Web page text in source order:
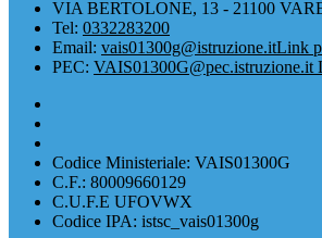
VIA BERTOLONE, 13 - 21100
Tel: 0332283200
Email: vais01300g@istruzione.itLink
PEC: VAIS01300G@pec.istruzione.it
Codice Ministeriale: VAIS01300G
C.F.: 80009660129
C.U.F.E UFOVWX
Codice IPA: istsc_vais01300g